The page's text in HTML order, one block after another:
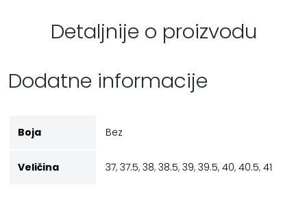
Detaljnije o proizvodu
Dodatne informacije
Boja Bez
Veličina 37, 37.5, 38, 38.5, 39, 39.5, 40, 40.5, 41